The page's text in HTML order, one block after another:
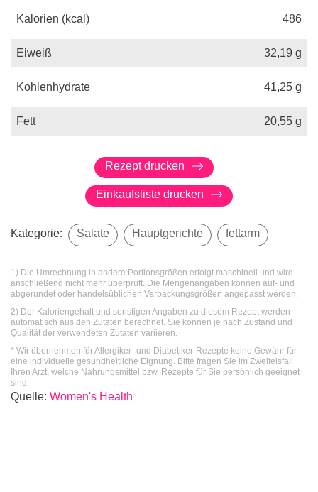
Kalorien (kcal) 486
Eiweiß 32,19 g
Kohlenhydrate 41,25 g
Fett 20,55 g
Rezept drucken
Einkaufsliste drucken
Kategorie: Salate Hauptgerichte fettarm
1) Die Umrechnung in andere Portionsgrößen erfolgt maschinell und wird
anschließend nicht mehr überprüft. Die Mengenangaben können auf- und
abgerundet oder handelsüblichen Verpackungsgrößen angepasst werden.
2) Der Kaloriengehalt und sonstigen Angaben zu diesem Rezept werden
automatisch aus den Zutaten berechnet. Sie können je nach Zustand und
Qualität der verwendeten Zutaten variieren.
* Wir übernehmen für Allergiker- und Diabetiker-Rezepte keine Gewähr für
eine individuelle gesundheitliche Eignung. Bitte fragen Sie im Zweifelsfall
Ihren Arzt, welche Nahrungsmittel bzw. Rezepte für Sie persönlich geeignet
sind.
Quelle: Women's Health